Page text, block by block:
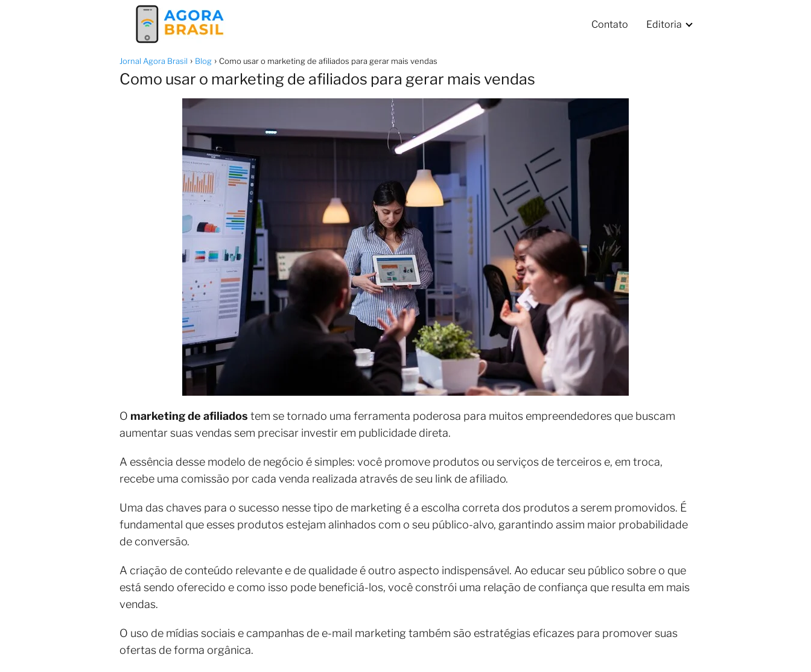
Contato Editoria
Jornal Agora Brasil Blog Como usar o marketing de afiliados para gerar mais vendas
Como usar o marketing de afiliados para gerar mais vendas
O marketing de afiliados tem se tornado uma ferramenta poderosa para muitos empreendedores que buscam
aumentar suas vendas sem precisar investir em publicidade direta.
A essência desse modelo de negócio é simples: você promove produtos ou serviços de terceiros e, em troca,
recebe uma comissão por cada venda realizada através de seu link de afiliado.
Uma das chaves para o sucesso nesse tipo de marketing é a escolha correta dos produtos a serem promovidos. É
fundamental que esses produtos estejam alinhados com o seu público-alvo, garantindo assim maior probabilidade
de conversão.
A criação de conteúdo relevante e de qualidade é outro aspecto indispensável. Ao educar seu público sobre o que
está sendo oferecido e como isso pode beneficiá-los, você constrói uma relação de confiança que resulta em mais
vendas.
O uso de mídias sociais e campanhas de e-mail marketing também são estratégias eficazes para promover suas
ofertas de forma orgânica.